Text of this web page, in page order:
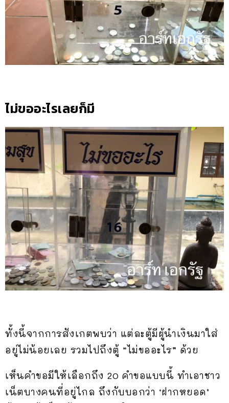
ไม่ขออะไรเลยก็มี
ทั้งนี้จากการสังเกตพบว่า แต่ละตู้มีผู้นำเงินมาใส่
อยู่ไม่น้อยเลย รวมไปถึงตู้ “ไม่ขออะไร” ด้วย
เห็นคำขอมีให้เลือกถึง 20 คำขอแบบนี้ ทำเอาชาว
เน็ตบางคนที่อยู่ไกล ถึงกับบอกว่า ‘ฝากหยอด’